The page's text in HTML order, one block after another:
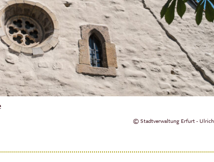
© Stadtverwaltung Erfurt - Ulrich